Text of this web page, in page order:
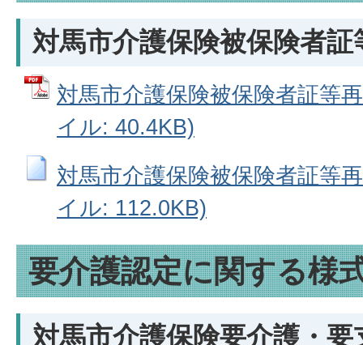
対馬市介護保険被保険者
対馬市介護保険被保険者証等
イル: 40.4KB)
対馬市介護保険被保険者証等
イル: 112.0KB)
要介護認定に関する様
対馬市介護保険要介護・